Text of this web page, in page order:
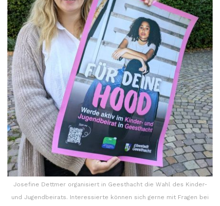
Josefine Dettmer organisiert in Geesthacht die Wahl des Kinder-
und Jugendbeirats. Interessierte können sich gerne mit Fragen bei